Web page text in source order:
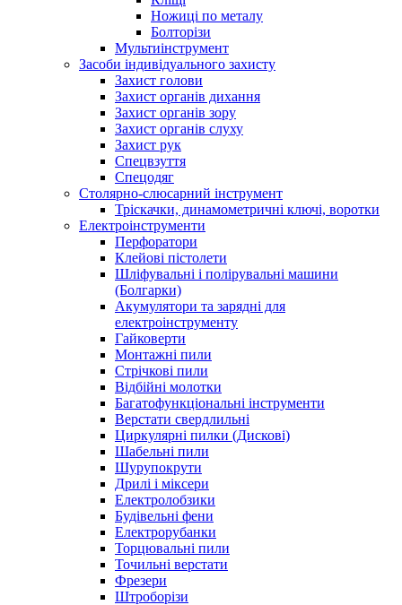
Ножиці по металу
Болторізи
Мультиінструмент
Засоби індивідуального захисту
Захист голови
Захист органів дихання
Захист органів зору
Захист органів слуху
Захист рук
Спецвзуття
Спецодяг
Столярно-слюсарний інструмент
Тріскачки, динамометричні ключі, воротки
Електроінструменти
Перфоратори
Клейові пістолети
Шліфувальні і полірувальні машини
(Болгарки)
Акумулятори та зарядні для
електроінструменту
Гайковерти
Монтажні пили
Стрічкові пили
Відбійні молотки
Багатофункціональні інструменти
Верстати свердлильні
Циркулярні пилки (Дискові)
Шабельні пили
Шурупокрути
Дрилі і міксери
Електролобзики
Будівельні фени
Електрорубанки
Торцювальні пили
Точильні верстати
Фрезери
Штроборізи